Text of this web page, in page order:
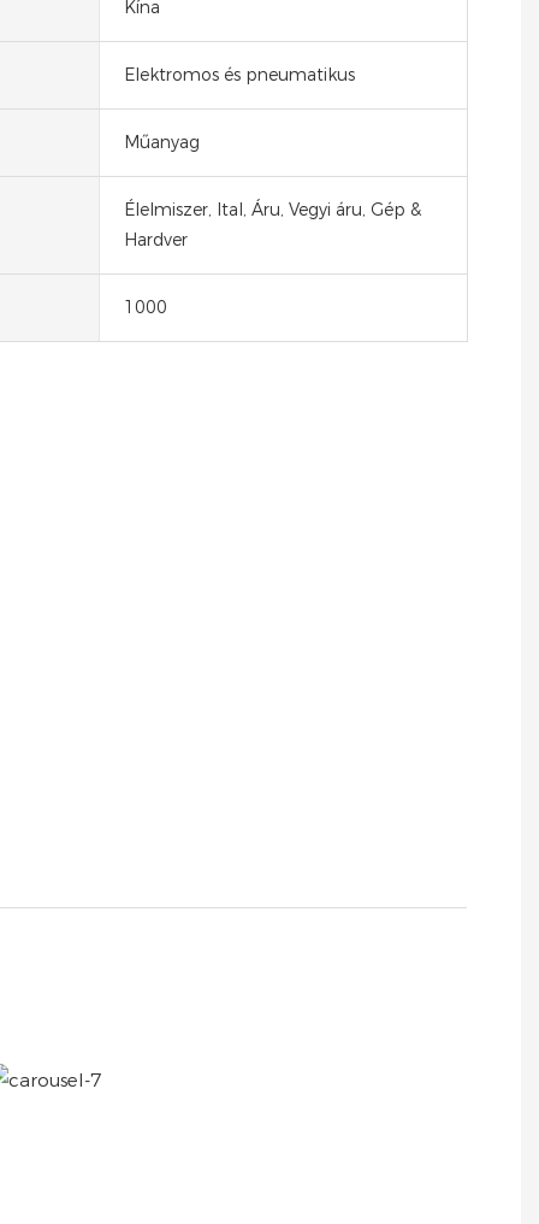
Kína
Elektromos és pneumatikus
Műanyag
Élelmiszer, Ital, Áru, Vegyi áru, Gép &
Hardver
1000